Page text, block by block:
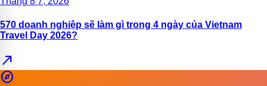
570 doanh nghiệp sẽ làm gì trong 4 ngày của Vietnam
Travel Day 2026?
north_east
explore